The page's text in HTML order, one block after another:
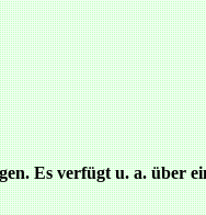
Es verfügt u. a. über